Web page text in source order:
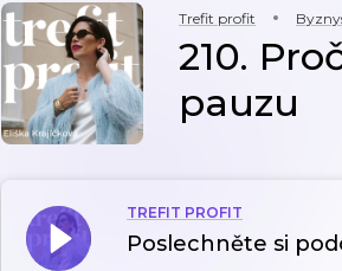
Trefit profit
210.
pauzu
TREFIT PROFIT
Poslechněte si